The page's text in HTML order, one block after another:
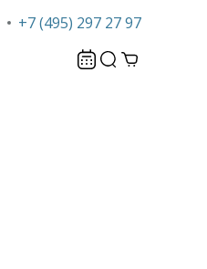
+7 (495) 297 27 97